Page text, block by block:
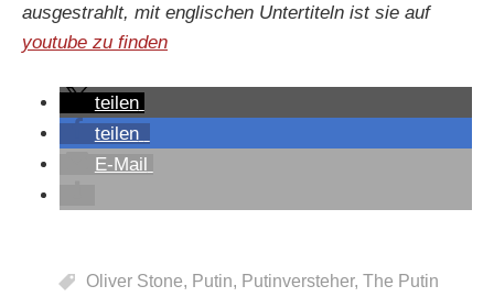
ausgestrahlt, mit englischen Untertiteln ist sie auf
youtube zu finden
teilen
teilen
E-Mail
Oliver Stone, Putin, Putinversteher, The Putin